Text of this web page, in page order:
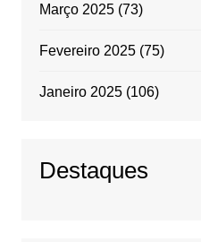
Março 2025(73)
Fevereiro 2025(75)
Janeiro 2025(106)
Destaques